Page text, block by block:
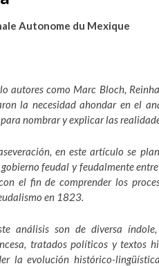
Autonome du Mexique
autores como Marc Bloch,
la necesidad ahondar en el
nombrar y explicar las
en este artículo se
feudal y feudalmente
el fin de comprender los
en 1823.
análisis son de diversa
tratados políticos y textos
la evolución histórico-